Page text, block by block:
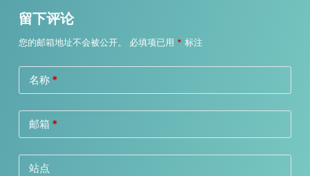
留下评论
您的邮箱地址不会被公开。 必填项已用 * 标注
名称*
邮箱 *
站点